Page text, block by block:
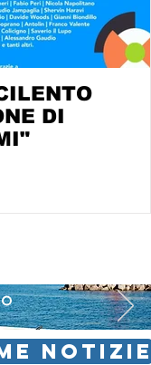
DI
NOTIZIE